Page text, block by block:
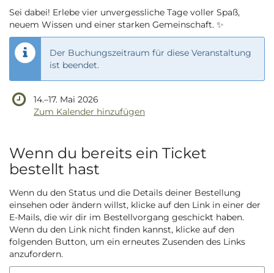
Sei dabei! Erlebe vier unvergessliche Tage voller Spaß,
neuem Wissen und einer starken Gemeinschaft. ✨
Der Buchungszeitraum für diese Veranstaltung
ist beendet.
14.–bis
17. Mai 2026
Zum Kalender hinzufügen
Wenn du bereits ein Ticket
bestellt hast
Wenn du den Status und die Details deiner Bestellung
einsehen oder ändern willst, klicke auf den Link in einer der
E-Mails, die wir dir im Bestellvorgang geschickt haben.
Wenn du den Link nicht finden kannst, klicke auf den
folgenden Button, um ein erneutes Zusenden des Links
anzufordern.